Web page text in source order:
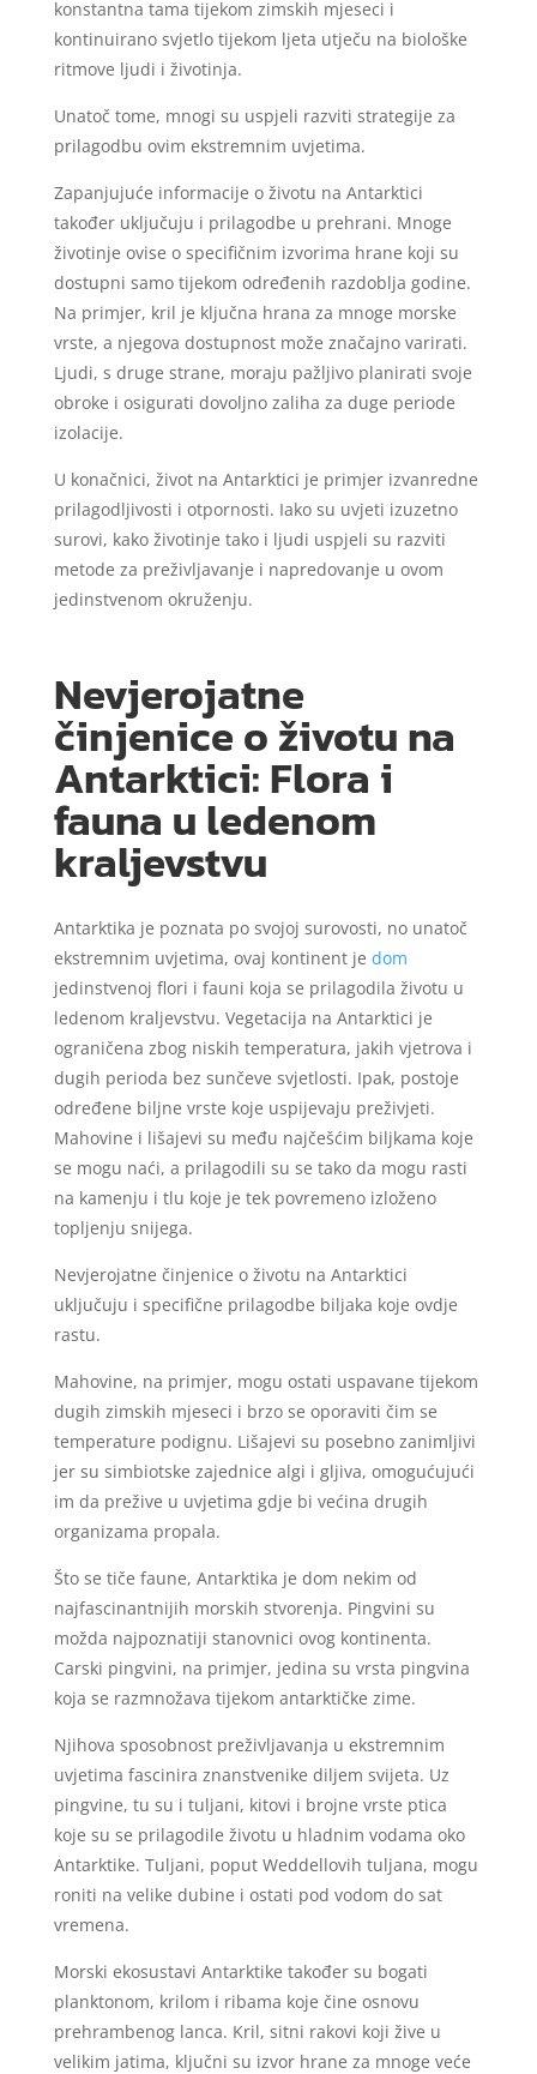
konstantna tama tijekom zimskih mjeseci i
kontinuirano svjetlo tijekom ljeta utječu na biološke
ritmove ljudi i životinja.
Unatoč tome, mnogi su uspjeli razviti strategije za
prilagodbu ovim ekstremnim uvjetima.
Zapanjujuće informacije o životu na Antarktici
također uključuju i prilagodbe u prehrani. Mnoge
životinje ovise o specifičnim izvorima hrane koji su
dostupni samo tijekom određenih razdoblja godine.
Na primjer, kril je ključna hrana za mnoge morske
vrste, a njegova dostupnost može značajno varirati.
Ljudi, s druge strane, moraju pažljivo planirati svoje
obroke i osigurati dovoljno zaliha za duge periode
izolacije.
U konačnici, život na Antarktici je primjer izvanredne
prilagodljivosti i otpornosti. Iako su uvjeti izuzetno
surovi, kako životinje tako i ljudi uspjeli su razviti
metode za preživljavanje i napredovanje u ovom
jedinstvenom okruženju.
Nevjerojatne
činjenice o životu na
Antarktici: Flora i
fauna u ledenom
kraljevstvu
Antarktika je poznata po svojoj surovosti, no unatoč
ekstremnim uvjetima, ovaj kontinent je dom
jedinstvenoj flori i fauni koja se prilagodila životu u
ledenom kraljevstvu. Vegetacija na Antarktici je
ograničena zbog niskih temperatura, jakih vjetrova i
dugih perioda bez sunčeve svjetlosti. Ipak, postoje
određene biljne vrste koje uspijevaju preživjeti.
Mahovine i lišajevi su među najčešćim biljkama koje
se mogu naći, a prilagodili su se tako da mogu rasti
na kamenju i tlu koje je tek povremeno izloženo
topljenju snijega.
Nevjerojatne činjenice o životu na Antarktici
uključuju i specifične prilagodbe biljaka koje ovdje
rastu.
Mahovine, na primjer, mogu ostati uspavane tijekom
dugih zimskih mjeseci i brzo se oporaviti čim se
temperature podignu. Lišajevi su posebno zanimljivi
jer su simbiotske zajednice algi i gljiva, omogućujući
im da prežive u uvjetima gdje bi većina drugih
organizama propala.
Što se tiče faune, Antarktika je dom nekim od
najfascinantnijih morskih stvorenja. Pingvini su
možda najpoznatiji stanovnici ovog kontinenta.
Carski pingvini, na primjer, jedina su vrsta pingvina
koja se razmnožava tijekom antarktičke zime.
Njihova sposobnost preživljavanja u ekstremnim
uvjetima fascinira znanstvenike diljem svijeta. Uz
pingvine, tu su i tuljani, kitovi i brojne vrste ptica
koje su se prilagodile životu u hladnim vodama oko
Antarktike. Tuljani, poput Weddellovih tuljana, mogu
roniti na velike dubine i ostati pod vodom do sat
vremena.
Morski ekosustavi Antarktike također su bogati
planktonom, krilom i ribama koje čine osnovu
prehrambenog lanca. Kril, sitni rakovi koji žive u
velikim jatima, ključni su izvor hrane za mnoge veće